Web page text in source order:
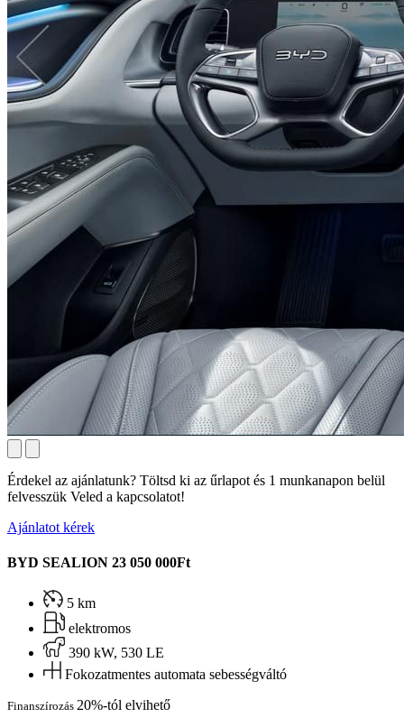
Érdekel az ajánlatunk? Töltsd ki az űrlapot és 1 munkanapon belül
felvesszük Veled a kapcsolatot!
Ajánlatot kérek
BYD SEALION 23 050 000Ft
5 km
elektromos
390 kW, 530 LE
Fokozatmentes automata sebességváltó
Finanszírozás 20%-tól elvihető